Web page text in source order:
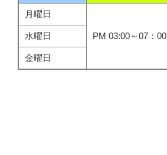
月曜日
PM 03:00～07：00
水曜日
金曜日